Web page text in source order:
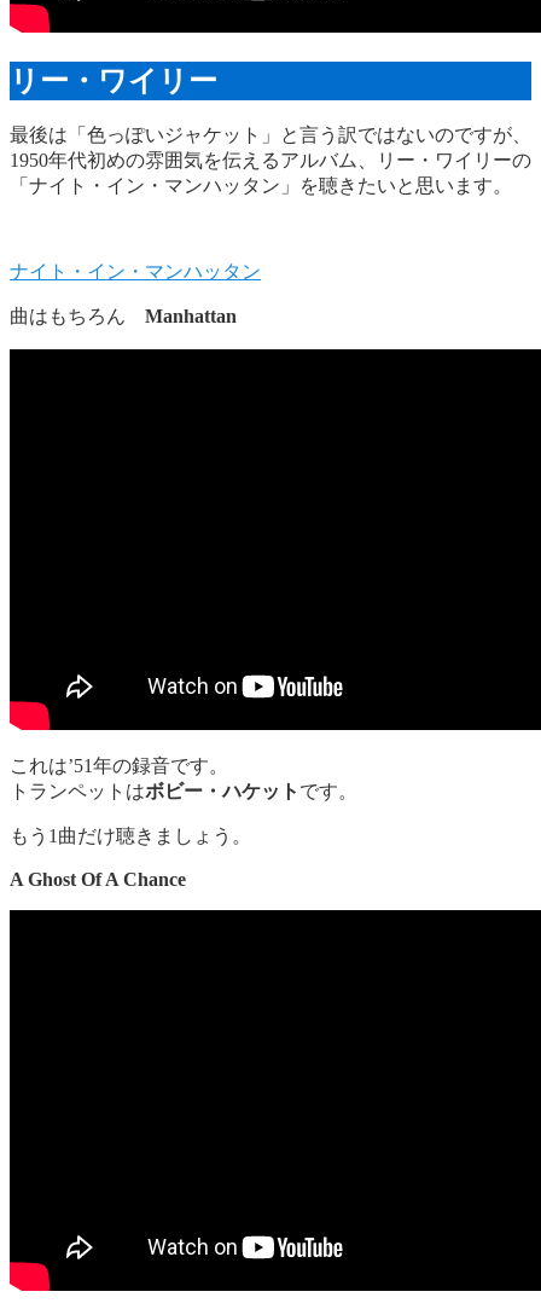
リー・ワイリー
最後は「色っぽいジャケット」と言う訳ではないのですが、
1950年代初めの雰囲気を伝えるアルバム、リー・ワイリーの
「ナイト・イン・マンハッタン」を聴きたいと思います。
ナイト・イン・マンハッタン
曲はもちろん Manhattan
これは’51年の録音です。
トランペットはボビー・ハケット です。
もう1曲だけ聴きましょう。
A Ghost Of A Chance